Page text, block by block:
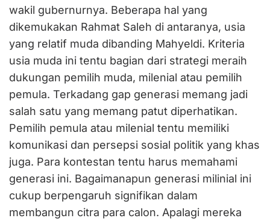
wakil gubernurnya. Beberapa hal yang
dikemukakan Rahmat Saleh di antaranya, usia
yang relatif muda dibanding Mahyeldi. Kriteria
usia muda ini tentu bagian dari strategi meraih
dukungan pemilih muda, milenial atau pemilih
pemula. Terkadang gap generasi memang jadi
salah satu yang memang patut diperhatikan.
Pemilih pemula atau milenial tentu memiliki
komunikasi dan persepsi sosial politik yang khas
juga. Para kontestan tentu harus memahami
generasi ini. Bagaimanapun generasi milinial ini
cukup berpengaruh signifikan dalam
membangun citra para calon. Apalagi mereka